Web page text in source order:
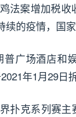
法案增加税
的疫情，国
广场酒店和
年1月29日拆
扑克系列赛